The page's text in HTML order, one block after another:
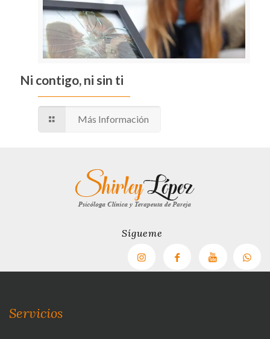
Ni contigo, ni sin ti
Más Información
Sígueme
Servicios